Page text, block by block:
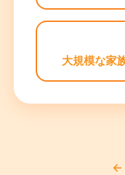
大規模な家
←